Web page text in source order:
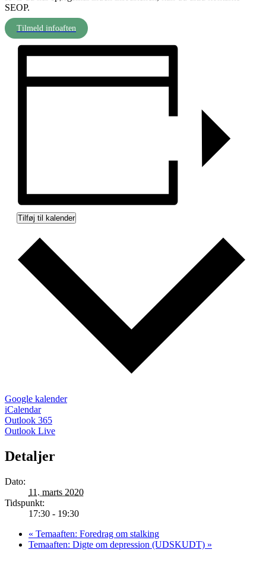
SEOP.
Tilmeld infoaften
Tilføj til kalender
Google kalender
iCalendar
Outlook 365
Outlook Live
Detaljer
Dato:
11. marts 2020
Tidspunkt:
17:30 - 19:30
« Temaaften: Foredrag om stalking
Temaaften: Digte om depression (UDSKUDT) »